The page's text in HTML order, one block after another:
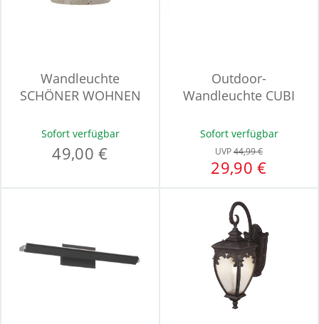
Wandleuchte
SCHÖNER WOHNEN
Sofort verfügbar
49,00 €
Outdoor-
Wandleuchte CUBI
Sofort verfügbar
UVP44,99 €
29,90 €